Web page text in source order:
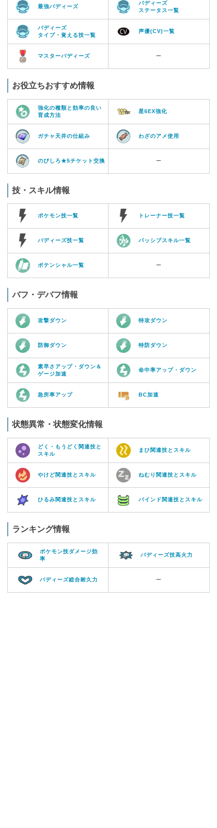
最強バディーズ
バディーズ
ステータス一覧
バディーズ
タイプ・覚える技一覧
声優(CV)一覧
マスターバディーズ ー
お役立ちおすすめ情報
強化の種類と効率の良い
育成方法
星6EX強化
ガチャ天井の仕組み わざのアメ使用
のびしろ★5チケット交換 ー
技・スキル情報
ポケモン技一覧 トレーナー技一覧
バディーズ技一覧 パッシブスキル一覧
ポテンシャル一覧 ー
バフ・デバフ情報
攻撃ダウン 特攻ダウン
防御ダウン 特防ダウン
素早さアップ・ダウン＆
ゲージ加速
命中率アップ・ダウン
急所率アップ BC加速
状態異常・状態変化情報
どく・もうどく関連技と
スキル
まひ関連技とスキル
やけど関連技とスキル ねむり関連技とスキル
ひるみ関連技とスキル バインド関連技とスキル
ランキング情報
ポケモン技ダメージ効
率
バディーズ技高火力
バディーズ総合耐久力 ー